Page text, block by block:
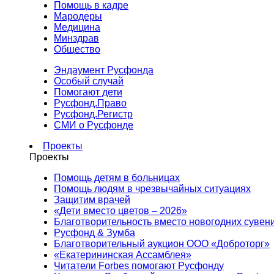
Помощь в кадре
Мародеры
Медицина
Минздрав
Общество
Эндаумент Русфонда
Особый случай
Помогают дети
Русфонд.Право
Русфонд.Регистр
СМИ о Русфонде
Проекты
Проекты
Помощь детям в больницах
Помощь людям в чрезвычайных ситуациях
Защитим врачей
«Дети вместо цветов – 2026»
Благотворительность вместо новогодних
Русфонд & Зумба
Благотворительный аукцион ООО «Доброторг»
«Екатерининская Ассамблея»
Читатели Forbes помогают Русфонду